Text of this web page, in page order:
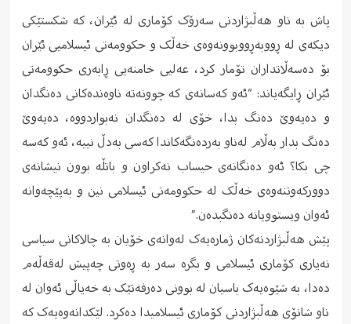
پاش بە ناو هەڵبژاردنی سەرۆک کۆماری لە ئێران، کە شکستێکی
دیکەی لە ڕووبەڕووبوونەوەی خەڵک و حکوومەتی ئیسلامیی ئێران
بۆ دەسەڵاتداران تۆمار کرد، عەلیی خامنەیی ڕابەری حکوومەتی
ئێران ڕایگەیاند: “ئەو کەسانەی کە چوونەتە ناوەندەکانی دەنگدان
و دەیەوێ دەنگ بدا، خۆی لە دەنگدان نەبواردووە، دەیەوێ
دەنگ بدار بەڵام لەناو بەردەنگەکاندا کەسی بەدڵ نییە، ئەو کەسە
چی بکا؟ ئەو دەنگانەی حیساب نەکراون و باتڵە بوون نیشانەی
دوورکەوتنەوەی خەڵک لە حکوومەتی ئیسلامی نین و بەپێچەوانە
ئەوان ویستوویانە دەنگبدەن.”
پێش هەڵبژاردنەکان ژمارەیەک لەوانەی خۆیان بە چالاکانی سیاسی
نەیاری کۆماری ئیسلامی و بگرە سەر بە ڕەوتی چەپیش لەقەڵەم
دەدا، بە شێوەیەک باسیان لە بوونی دەرفەتێک بە خەیاڵی ئەوان لە
ناو شانۆی هەڵبژاردنی کۆماری ئیسلامیدا دەکرد. لێکدانەوەیەک کە